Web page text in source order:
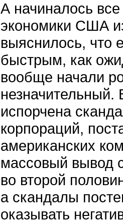
А начиналось
экономики США
выяснилось, что
быстрым, как
вообще начали
незначительный.
испорчена
корпораций,
американских
массовый вывод
во второй
а скандалы
оказывать